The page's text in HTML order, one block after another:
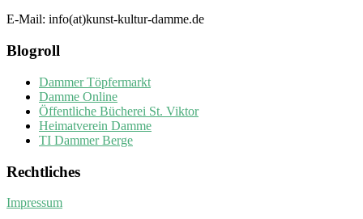
E-Mail: info(at)kunst-kultur-damme.de
Blogroll
Dammer Töpfermarkt
Damme Online
Öffentliche Bücherei St. Viktor
Heimatverein Damme
TI Dammer Berge
Rechtliches
Impressum